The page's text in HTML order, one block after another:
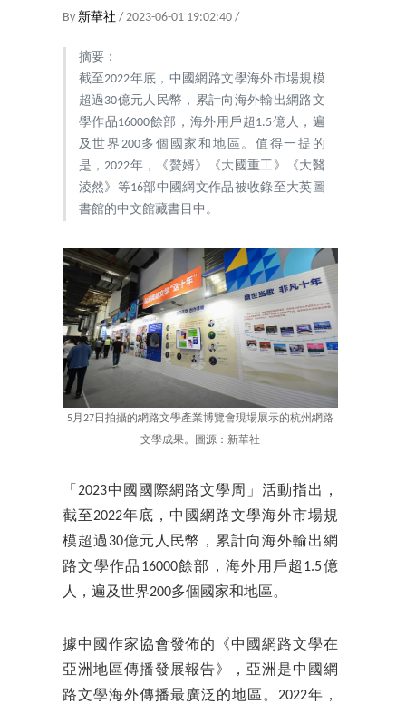
By 新華社 / 2023-06-01 19:02:40 /
摘要：
截至2022年底，中國網路文學海外市場規模
超過30億元人民幣，累計向海外輸出網路文
學作品16000餘部，海外用戶超1.5億人，遍
及世界200多個國家和地區。值得一提的
是，2022年，《贅婿》《大國重工》《大醫
淩然》等16部中國網文作品被收錄至大英圖
書館的中文館藏書目中。
5月27日拍攝的網路文學產業博覽會現場展示的杭州網路
文學成果。圖源：新華社
「2023中國國際網路文學周」活動指出，
截至2022年底，中國網路文學海外市場規
模超過30億元人民幣，累計向海外輸出網
路文學作品16000餘部，海外用戶超1.5億
人，遍及世界200多個國家和地區。
據中國作家協會發佈的《中國網路文學在
亞洲地區傳播發展報告》，亞洲是中國網
路文學海外傳播最廣泛的地區。2022年，